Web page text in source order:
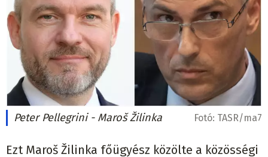
Peter Pellegrini - Maroš Žilinka Fotó: TASR/ma7
Ezt Maroš Žilinka főügyész közölte a közösségi